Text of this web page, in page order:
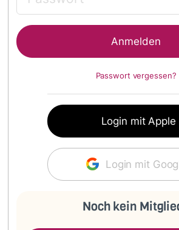
Passwort vergessen?
Login mit Apple
Login mit
Noch kein